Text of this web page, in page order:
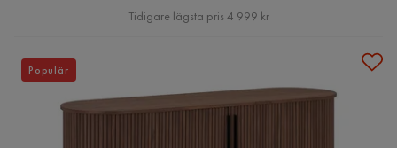
Pris
Tidigare lägsta pris 4 999 kr
Populär